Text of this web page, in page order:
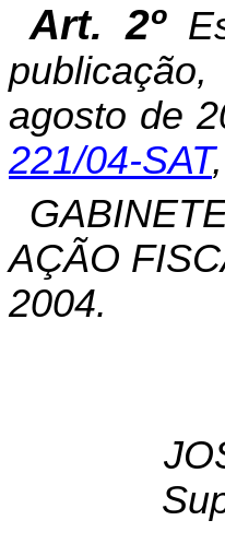
Art. 2º
agosto de
221/04-SAT
AÇÃO
2004.